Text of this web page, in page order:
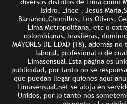
diversos distritos de Lima como
Isidro, Lince , Jesus
Barranco,Chorrillos, Los Olivos,
Lima Metropolitana, etc o
colombianas, brasileras,
MAYORES DE EDAD (18), además
laboral, profesional o de
Limasensual.Esta página es
publicidad, por tanto no se
que puedan llegar quienes aquí
Limasensual.net se aloja en
Unidos, por lo tanto nos